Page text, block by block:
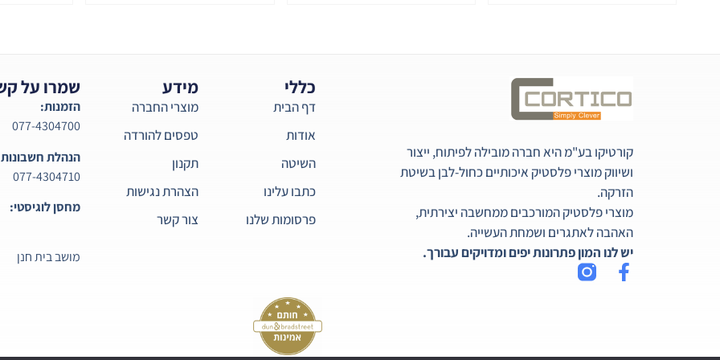
קורטיקו בע"מ היא חברה מובילה לפיתוח, ייצור
ושיווק מוצרי פלסטיק איכותיים כחול-לבן בשיטת
הזרקה.
מוצרי פלסטיק המורכבים ממחשבה יצירתית,
האהבה לאתגרים ושמחת העשייה.
יש לנו המון פתרונות יפים ומדויקים עבורך.
כללי
דף הבית
אודות
השיטה
כתבו עלינו
פרסומות שלנו
מידע
מוצרי החברה
טפסים להורדה
תקנון
הצהרת נגישות
צור קשר
שמרו על
הזמנות:
077-4304700
הנהלת
077-4304710
מחסן לוגיסטי:
מושב בית חנן